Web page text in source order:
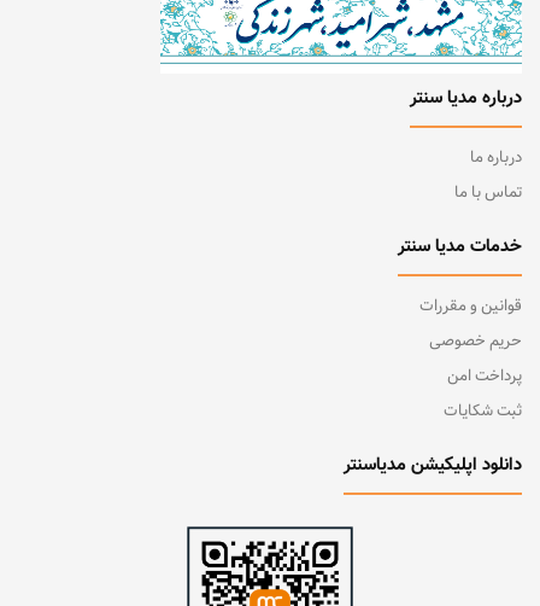
درباره مدیا سنتر
درباره ما
تماس با ما
خدمات مدیا سنتر
قوانین و مقررات
حریم خصوصی
پرداخت امن
ثبت شکایات
دانلود اپلیکیشن مدیاسنتر